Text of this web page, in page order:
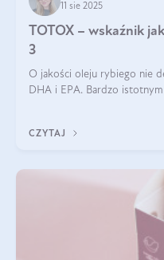
11 sie 2025
TOTOX – wskaźnik
3
O jakości oleju rybiego nie
DHA i EPA. Bardzo
CZYTAJ